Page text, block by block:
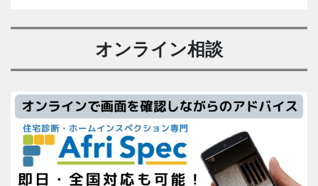
オンライン相談